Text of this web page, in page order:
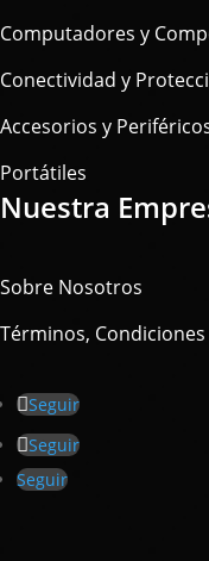
Computadores y
Conectividad y
Accesorios y
Portátiles
Nuestra
Sobre Nosotros
Términos,
Seguir
Seguir
Seguir